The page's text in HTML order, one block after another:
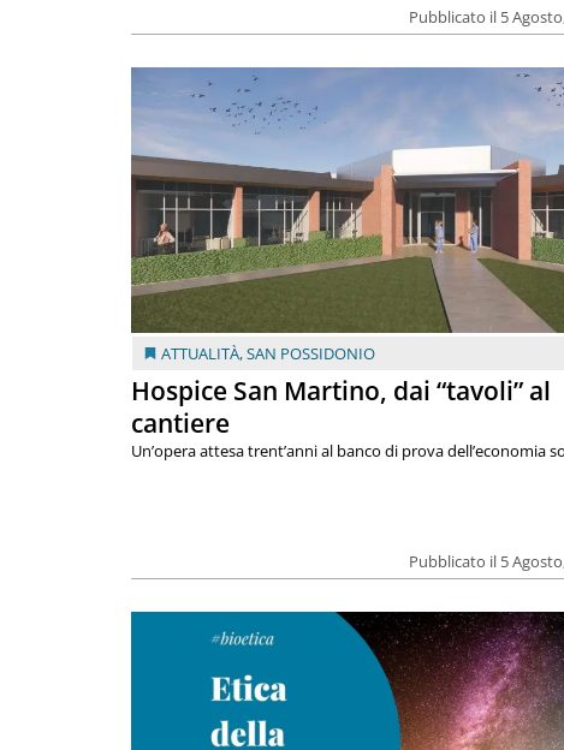
Pubblicato il 5
ATTUALITÀ,SAN POSSIDONIO
Hospice San Martino, dai “tavoli” al
cantiere
Pubblicato il 5
Un’opera attesa trent’anni al banco di prova dell’economia